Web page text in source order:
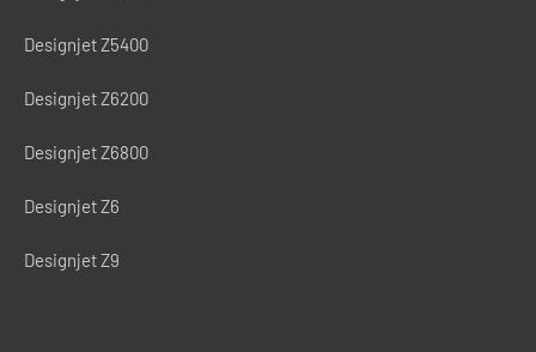
Designjet Z5400
Designjet Z6200
Designjet Z6800
Designjet Z6
Designjet Z9